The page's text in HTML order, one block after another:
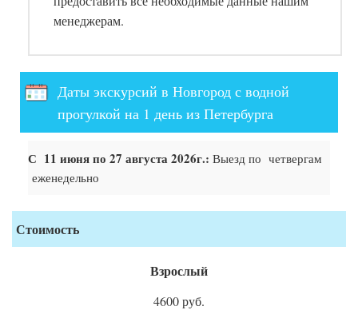
менеджерам.
Даты экскурсий в Новгород с водной
прогулкой на 1 день из Петербурга
С 11 июня по 27 августа 2026г.: Выезд по четвергам
еженедельно
Стоимость
Взрослый
4600 руб.